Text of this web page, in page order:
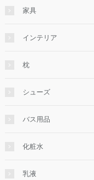
家具
インテリア
枕
シューズ
バス用品
化粧水
乳液